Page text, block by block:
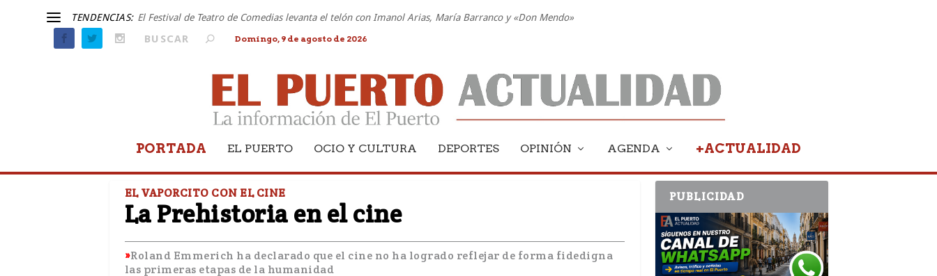
TENDENCIAS: El Festival de Teatro de Comedias levanta el telón con Imanol Arias, María Barranco y «Don Mendo»
Domingo, 9 de agosto de 2026
PORTADA EL PUERTO OCIO Y CULTURA DEPORTES OPINIÓN AGENDA +ACTUALIDAD
EL VAPORCITO CON EL CINE
La Prehistoria en el cine
Roland Emmerich ha declarado que el cine no ha logrado reflejar de forma fidedigna
las primeras etapas de la humanidad
PUBLICIDAD